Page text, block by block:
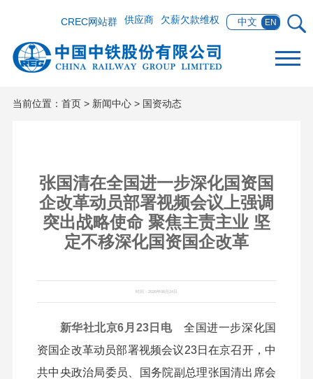
中文 EN
欠薪欠款维权
供应商
CREC网站群
当前位置： 首页> 新闻中心> 国资动态
张国清在全国进一步深化国资国
企改革动员部署视频会议上强调
突出战略使命 聚焦主责主业 坚
定不移深化国资国企改革
时间：2026年06月24日
新华社北京6月23日电全国进一步深化国
资国企改革动员部署视频会议23日在京召开，中
共中央政治局委员、国务院副总理张国清出席会